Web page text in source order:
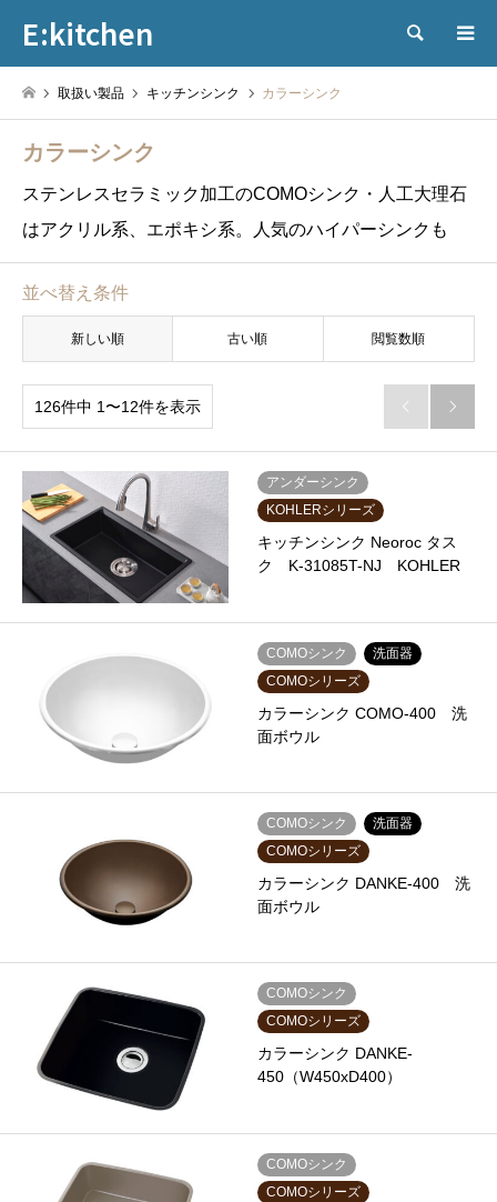
E:kitchen 検索
取扱い製品 キッチンシンク カラーシンク
カラーシンク
ステンレスセラミック加工のCOMOシンク・人工大理石
はアクリル系、エポキシ系。人気のハイパーシンクも
並べ替え条件
新しい順 古い順 閲覧数順
126件中 1〜12件を表示  
アンダーシンク
KOHLERシリーズ
キッチンシンク Neoroc タス
ク K-31085T-NJ KOHLER
COMOシンク
洗面器
COMOシリーズ
カラーシンク COMO-400 洗
面ボウル
COMOシンク
洗面器
COMOシリーズ
カラーシンク DANKE-400 洗
面ボウル
COMOシンク
COMOシリーズ
カラーシンク DANKE-
450（W450xD400）
COMOシンク
COMOシリーズ